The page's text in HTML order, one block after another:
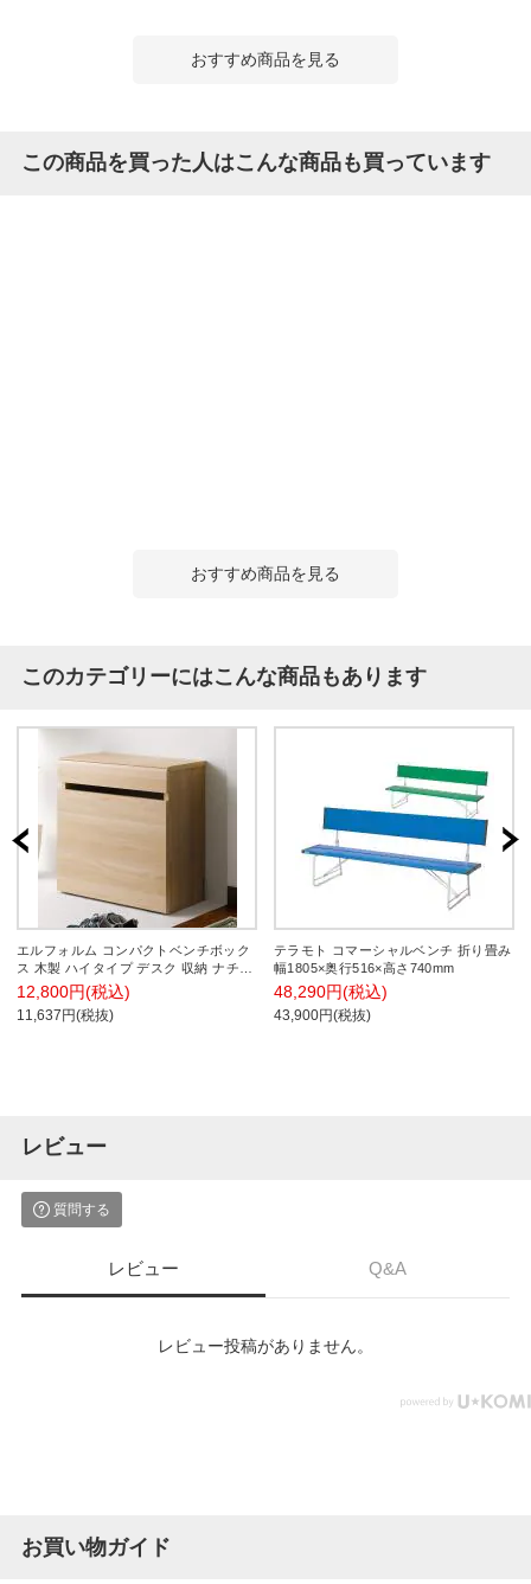
おすすめ商品を見る
この商品を買った人はこんな商品も買っています
おすすめ商品を見る
このカテゴリーにはこんな商品もあります
エルフォルム コンパクトベンチボック
ス 木製 ハイタイプ デスク 収納 ナチュ
ラル 幅590×奥行294×高さ611mm 玄関
リビング
12,800円(税込)
11,637円(税抜)
テラモト コマーシャルベンチ 折り畳み
幅1805×奥行516×高さ740mm
48,290円(税込)
43,900円(税抜)
レビュー
質問する
レビュー Q&A
レビュー投稿がありません。
お買い物ガイド